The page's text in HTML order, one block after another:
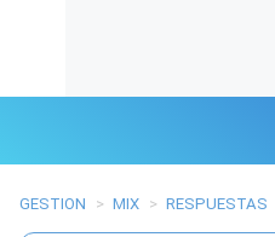
Últimas Noticias
GESTION > MIX > RESPUESTAS